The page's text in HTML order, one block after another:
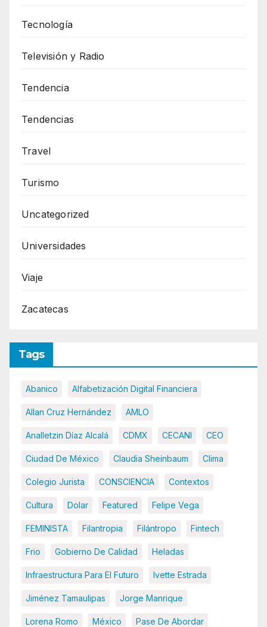
Tecnología
Televisión y Radio
Tendencia
Tendencias
Travel
Turismo
Uncategorized
Universidades
Viaje
Zacatecas
Tags
Abanico Alfabetización Digital Financiera
Allan Cruz Hernández AMLO
Analletzin Díaz Alcalá CDMX CECANI CEO
Ciudad De México Claudia Sheinbaum Clima
Colegio Jurista CONSCIENCIA Contextos
Cultura Dolar Featured Felipe Vega
FEMINISTA Filantropia Filántropo Fintech
Frio Gobierno De Calidad Heladas
Infraestructura Para El Futuro Ivette Estrada
Jiménez Tamaulipas Jorge Manrique
Lorena Romo México Pase De Abordar